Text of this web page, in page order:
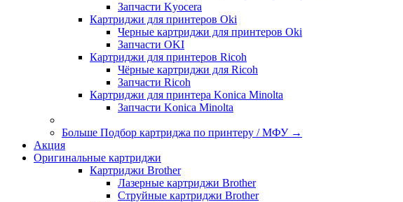
Запчасти Kyocera
Картриджи для принтеров Oki
Черные картриджи для принтеров Oki
Запчасти OKI
Картриджи для принтеров Ricoh
Чёрные картриджи для Ricoh
Запчасти Ricoh
Картриджи для принтера Konica Minolta
Запчасти Koniсa Minolta
Больше Подбор картриджа по принтеру / МФУ →
Акция
Оригинальные картриджи
Картриджи Brother
Лазерные картриджи Brother
Струйные картриджи Brother